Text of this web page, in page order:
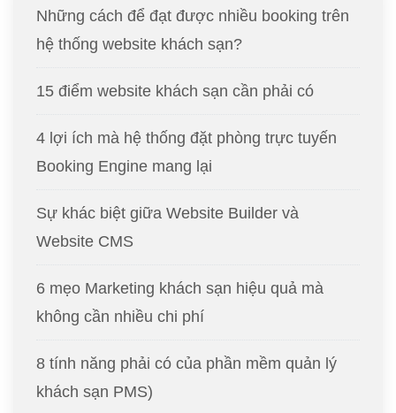
Những cách để đạt được nhiều booking trên
hệ thống website khách sạn?
15 điểm website khách sạn cần phải có
4 lợi ích mà hệ thống đặt phòng trực tuyến
Booking Engine mang lại
Sự khác biệt giữa Website Builder và
Website CMS
6 mẹo Marketing khách sạn hiệu quả mà
không cần nhiều chi phí
8 tính năng phải có của phần mềm quản lý
khách sạn PMS)